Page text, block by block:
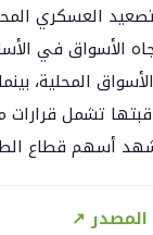
العسكري
الأسواق في
المحلية،
تشمل قرارات
أسهم قطاع
المصدر ↗